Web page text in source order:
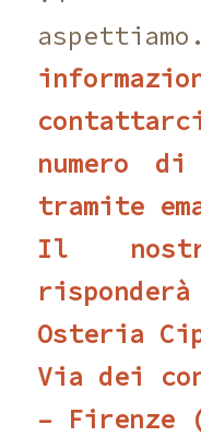
numero
tramite
Il
Osteria
Via dei
– Firenze